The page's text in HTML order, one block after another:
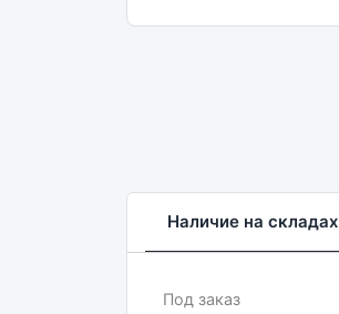
Наличие на складах
Под заказ